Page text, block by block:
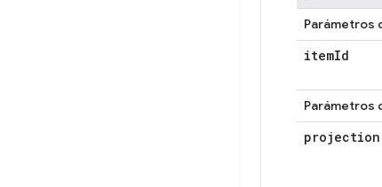
Parámetros
itemId
Parámetros
projection